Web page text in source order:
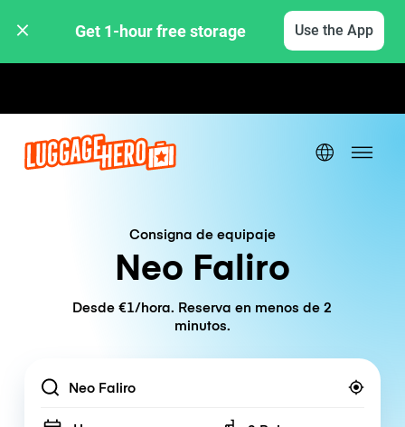
Get 1-hour free storage Use the App
Consigna de equipaje
Neo Faliro
Desde €1/hora. Reserva en menos de 2
minutos.
Location